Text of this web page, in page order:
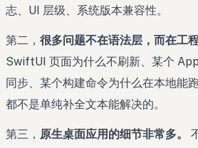
志、UI 层级、系统版本兼容性。
第二， 很多问题不在语法层，而在工程
SwiftUI 页面为什么不刷新、某个
同步、某个构建命令为什么在本地能
都不是单纯补全文本能解决的。
第三， 原生桌面应用的细节非常多。